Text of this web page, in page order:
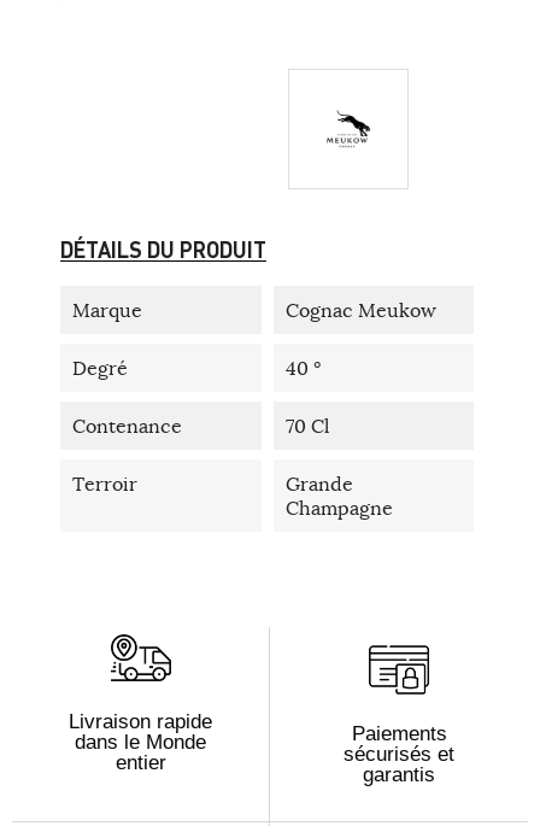
DÉTAILS DU PRODUIT
Marque Cognac Meukow
Degré 40 °
Contenance 70 Cl
Terroir
Grande
Champagne
Livraison rapide
dans le Monde
entier
Paiements
sécurisés et
garantis